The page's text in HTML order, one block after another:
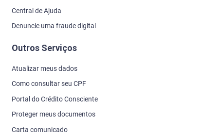
Central de Ajuda
Denuncie uma fraude digital
Outros Serviços
Atualizar meus dados
Como consultar seu CPF
Portal do Crédito Consciente
Proteger meus documentos
Carta comunicado